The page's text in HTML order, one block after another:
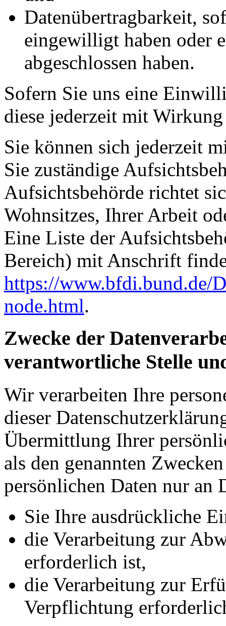
Datenübertragbarkeit,
eingewilligt haben oder
abgeschlossen haben.
Sofern Sie uns eine
diese jederzeit mit
Sie können sich jederzeit
Sie zuständige
Aufsichtsbehörde richtet
Wohnsitzes, Ihrer Arbeit
Eine Liste der
Bereich) mit Anschrift
https://www.bfdi.bund.de/
node.html.
Zwecke der
verantwortliche Stelle
Wir verarbeiten Ihre
dieser
Übermittlung Ihrer
als den genannten
persönlichen Daten nur an
Sie Ihre ausdrückliche
die Verarbeitung zur
erforderlich ist,
die Verarbeitung zur
Verpflichtung